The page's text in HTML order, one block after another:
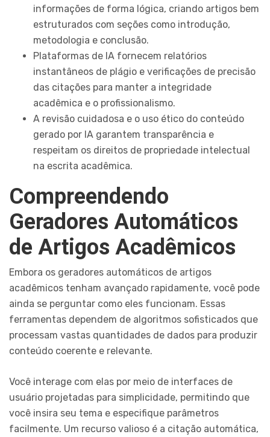
informações de forma lógica, criando artigos bem
estruturados com seções como introdução,
metodologia e conclusão.
Plataformas de IA fornecem relatórios
instantâneos de plágio e verificações de precisão
das citações para manter a integridade
acadêmica e o profissionalismo.
A revisão cuidadosa e o uso ético do conteúdo
gerado por IA garantem transparência e
respeitam os direitos de propriedade intelectual
na escrita acadêmica.
Compreendendo
Geradores Automáticos
de Artigos Acadêmicos
Embora os geradores automáticos de artigos
acadêmicos tenham avançado rapidamente, você pode
ainda se perguntar como eles funcionam. Essas
ferramentas dependem de algoritmos sofisticados que
processam vastas quantidades de dados para produzir
conteúdo coerente e relevante.
Você interage com elas por meio de interfaces de
usuário projetadas para simplicidade, permitindo que
você insira seu tema e especifique parâmetros
facilmente. Um recurso valioso é a citação automática,